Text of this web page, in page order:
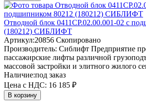
Отводной блок 0411СР.02.00.001-02 с
(180212) СИБЛИФТ
Артикул:20856 Скопировано
Производитель: Сиблифт Предприятие
пассажирские лифты различной
массовой застройки и элитного жилого
Наличие:под заказ
Цена с НДС: 16 185 ₽
В корзину